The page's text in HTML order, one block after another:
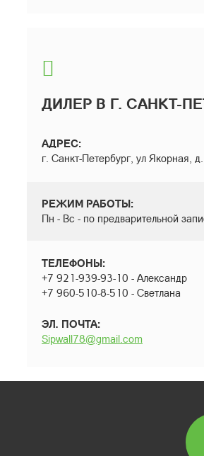
ДИЛЕР В Г. САНКТ-
АДРЕС:
г. Санкт-Петербург, ул Якорная,
РЕЖИМ РАБОТЫ:
Пн - Вс - по предварительной
ТЕЛЕФОНЫ:
+7 921-939-93-10 - Александр
+7 960-510-8-510 - Светлана
ЭЛ. ПОЧТА:
Sipwall78@gmail.com